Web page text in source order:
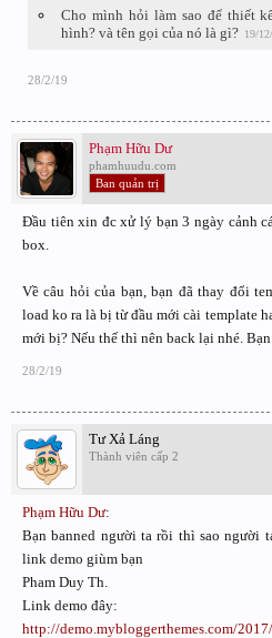
Cho mình hỏi làm sao để thiết
hình? và tên gọi của nó là gì? 19/
28/2/19
Phạm Hữu Dư
phamhuudu.com
Ban quản trị
Đầu tiên xin đc xử lý bạn 3 ngày cảnh
box.
Về câu hỏi của bạn, bạn đã thay đổi
load ko ra là bị từ đầu mới cài template
mới bị? Nếu thế thì nên back lại nhé.
28/2/19
Tư Xả Láng
Thành viên cấp 2
Phạm Hữu Dư:
Bạn banned người ta rồi thì sao người
link demo giùm bạn
Pham Duy Th.
Link demo đây:
http://demo.mybloggerthemes.com/